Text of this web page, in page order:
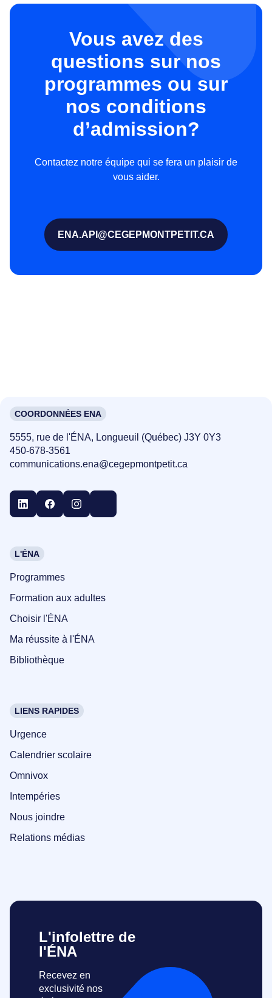
Vous avez des
questions sur nos
programmes ou sur
nos conditions
d’admission?
Contactez notre équipe qui se fera un plaisir de
vous aider.
ENA.API@CEGEPMONTPETIT.CA
COORDONNÉES ENA
5555, rue de l'ÉNA, Longueuil (Québec) J3Y 0Y3
450-678-3561
communications.ena@cegepmontpetit.ca
L'ÉNA
Programmes
Formation aux adultes
Choisir l'ÉNA
Ma réussite à l'ÉNA
Bibliothèque
LIENS RAPIDES
Urgence
Calendrier scolaire
Omnivox
Intempéries
Nous joindre
Relations médias
L'infolettre de
l'ÉNA
Recevez en
exclusivité nos